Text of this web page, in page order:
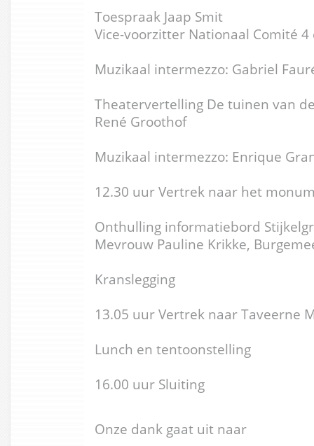
Toespraak Jaap Smit
Vice-voorzitter Nationaal Comité 4
Muzikaal intermezzo: Gabriel
Theatervertelling De tuinen van
René Groothof
Muzikaal intermezzo: Enrique
12.30 uur Vertrek naar het
Onthulling informatiebord
Mevrouw Pauline Krikke,
Kranslegging
13.05 uur Vertrek naar Taveerne
Lunch en tentoonstelling
16.00 uur Sluiting
Onze dank gaat uit naar